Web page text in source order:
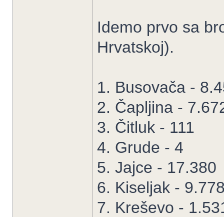
Idemo prvo sa
Hrvatskoj).
1. Busovača -
2. Čapljina -
3. Čitluk - 111
4. Grude - 4
5. Jajce - 17.380
6. Kiseljak -
7. Kreševo -